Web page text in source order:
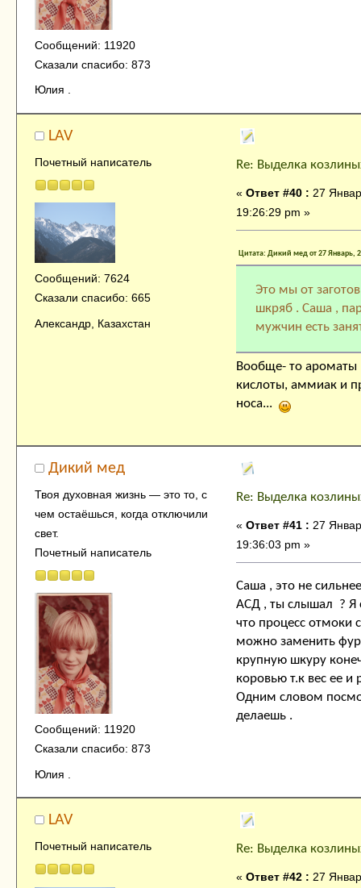
Сообщений: 11920
Сказали спасибо: 873
Юлия .
LAV
Почетный написатель
Сообщений: 7624
Сказали спасибо: 665
Александр, Казахстан
Re: Выделка
« Ответ #40 : 27
19:26:29 pm »
Цитата: Дикий мед от 27 Январь,
Это мы от
шкряб . Саша ,
мужчин есть
Вообще- то
кислоты, аммиак и
носа...
Дикий мед
Твоя духовнaя жизнь — это тo, с
чем остaёшься, когда отключили
свет.
Почетный написатель
Сообщений: 11920
Сказали спасибо: 873
Юлия .
Re: Выделка
« Ответ #41 : 27
19:36:03 pm »
Саша , это не
АСД , ты слышал ? Я
что процесс отмоки
можно заменить
крупную шкуру
коровью т.к вес ее и
Одним словом
делаешь .
LAV
Почетный написатель Re: Выделка
« Ответ #42 : 27